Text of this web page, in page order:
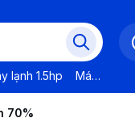
lạnh 1.5hp Máy lạnh LG
70%